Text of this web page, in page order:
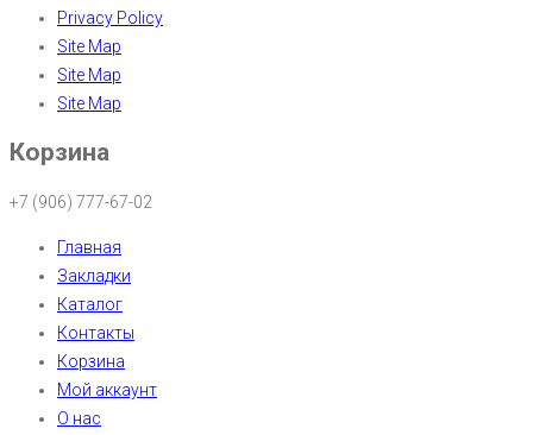
Privacy Policy
Site Map
Site Map
Site Map
Корзина
+7 (906) 777-67-02
Главная
Закладки
Каталог
Контакты
Корзина
Мой аккаунт
О нас